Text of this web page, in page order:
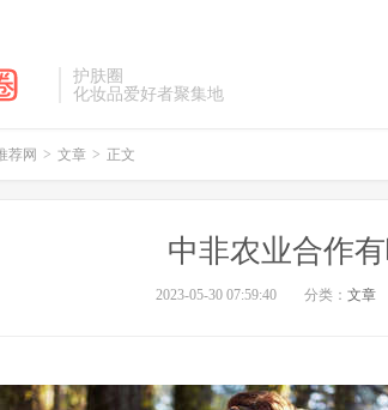
护肤圈
化妆品爱好者聚集地
荐网 > 文章 > 正文
中非农业合作
2023-05-30 07:59:40 分类： 文章